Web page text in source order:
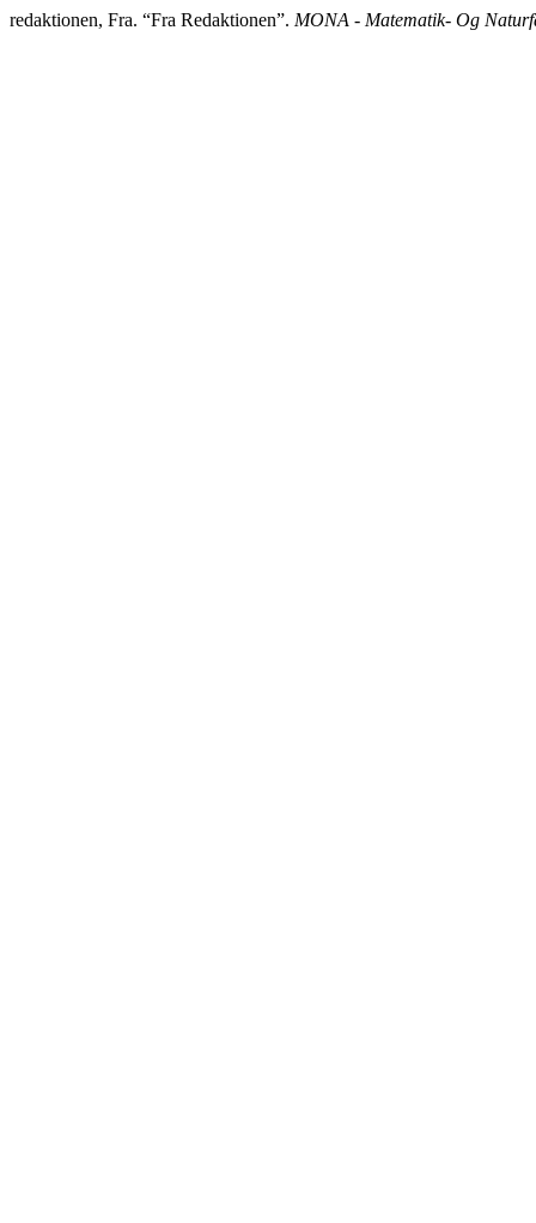
redaktionen, Fra. “Fra Redaktionen”. MONA - Matematik- Og